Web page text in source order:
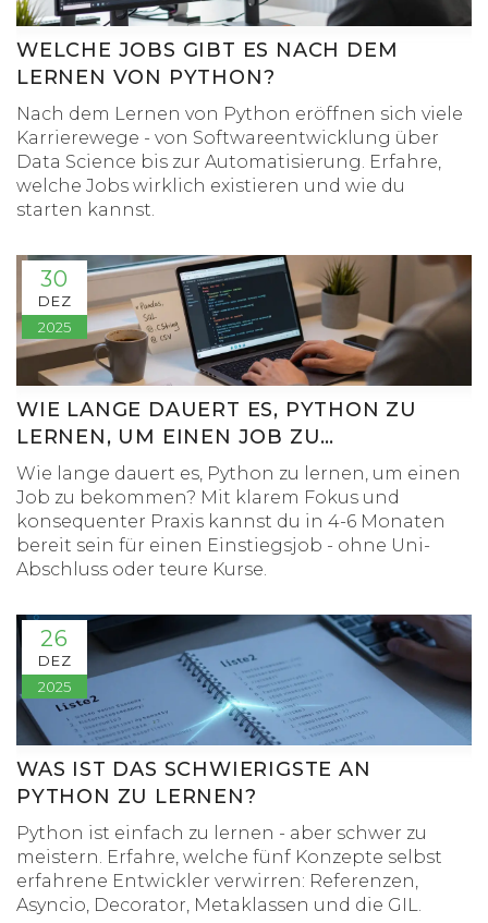
WELCHE JOBS GIBT ES NACH DEM
LERNEN VON PYTHON?
Nach dem Lernen von Python eröffnen sich viele
Karrierewege - von Softwareentwicklung über
Data Science bis zur Automatisierung. Erfahre,
welche Jobs wirklich existieren und wie du
starten kannst.
30
DEZ
2025
WIE LANGE DAUERT ES, PYTHON ZU
LERNEN, UM EINEN JOB ZU
BEKOMMEN?
Wie lange dauert es, Python zu lernen, um einen
Job zu bekommen? Mit klarem Fokus und
konsequenter Praxis kannst du in 4-6 Monaten
bereit sein für einen Einstiegsjob - ohne Uni-
Abschluss oder teure Kurse.
26
DEZ
2025
WAS IST DAS SCHWIERIGSTE AN
PYTHON ZU LERNEN?
Python ist einfach zu lernen - aber schwer zu
meistern. Erfahre, welche fünf Konzepte selbst
erfahrene Entwickler verwirren: Referenzen,
Asyncio, Decorator, Metaklassen und die GIL.